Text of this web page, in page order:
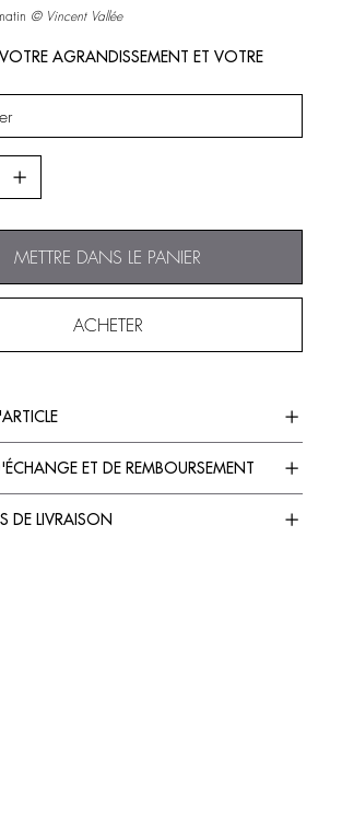
© Vincent Vallée
AGRANDISSEMENT ET VOTRE
METTRE DANS LE PANIER
ACHETER
ET DE REMBOURSEMENT
DE LIVRAISON